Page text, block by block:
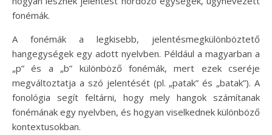
fonémák.
A fonémák a legkisebb, jelentésmegkülönböztető
hangegységek egy adott nyelvben. Például a magyarban a
„p” és a „b” különböző fonémák, mert ezek cseréje
megváltoztatja a szó jelentését (pl. „patak” és „batak”). A
fonológia segít feltárni, hogy mely hangok számítanak
fonémának egy nyelvben, és hogyan viselkednek különböző
kontextusokban.